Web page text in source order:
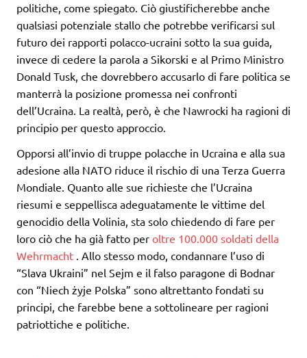
politiche, come spiegato. Ciò giustificherebbe anche
qualsiasi potenziale stallo che potrebbe verificarsi sul
futuro dei rapporti polacco-ucraini sotto la sua guida,
invece di cedere la parola a Sikorski e al Primo Ministro
Donald Tusk, che dovrebbero accusarlo di fare politica se
manterrà la posizione promessa nei confronti
dell’Ucraina. La realtà, però, è che Nawrocki ha ragioni di
principio per questo approccio.
Opporsi all’invio di truppe polacche in Ucraina e alla sua
adesione alla NATO riduce il rischio di una Terza Guerra
Mondiale. Quanto alle sue richieste che l’Ucraina
riesumi e seppellisca adeguatamente le vittime del
genocidio della Volinia, sta solo chiedendo di fare per
loro ciò che ha già fatto per oltre 100.000 soldati della
Wehrmacht . Allo stesso modo, condannare l’uso di
“Slava Ukraini” nel Sejm e il falso paragone di Bodnar
con “Niech żyje Polska” sono altrettanto fondati su
principi, che farebbe bene a sottolineare per ragioni
patriottiche e politiche.